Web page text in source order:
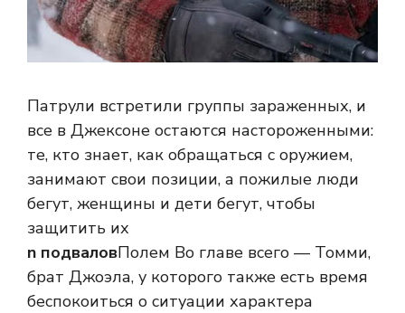
Патрули встретили группы зараженных, и
все в Джексоне остаются настороженными:
те, кто знает, как обращаться с оружием,
занимают свои позиции, а пожилые люди
бегут, женщины и дети бегут, чтобы
защитить их
n подваловПолем Во главе всего — Томми,
брат Джоэла, у которого также есть время
беспокоиться о ситуации характера